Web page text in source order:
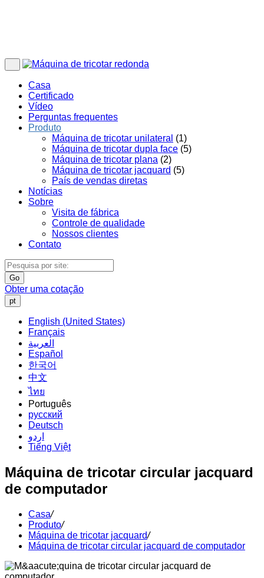
Casa
Certificado
Vídeo
Perguntas frequentes
Produto
Máquina de tricotar unilateral (1)
Máquina de tricotar dupla face (5)
Máquina de tricotar plana (2)
Máquina de tricotar jacquard (5)
País de vendas diretas
Notícias
Sobre
Visita de fábrica
Controle de qualidade
Nossos clientes
Contato
Go
Obter uma cotação
pt
English (United States)
Français
العربية
Español
한국어
中文
ไทย
Português
русский
Deutsch
اردو
Tiếng Việt
Máquina de tricotar circular jacquard
de computador
Casa/
Produto/
Máquina de tricotar jacquard/
Máquina de tricotar circular jacquard de computador